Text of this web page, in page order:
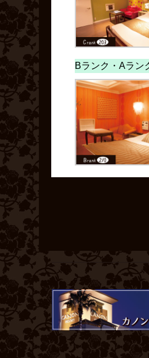
Bランク・ Aラン